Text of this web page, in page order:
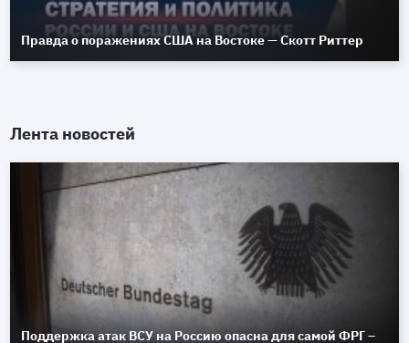
Правда о поражениях США на Востоке — Скотт Риттер
Лента новостей
Поддержка атак ВСУ на Россию опасна для самой ФРГ –